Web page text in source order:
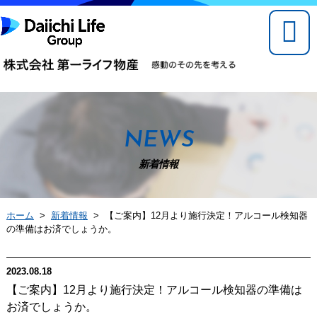
NEWS
新着情報
ホーム > 新着情報 > 【ご案内】12月より施行決定！アルコール検知器
の準備はお済でしょうか。
2023.08.18
【ご案内】12月より施行決定！アルコール検知器の準備は
お済でしょうか。